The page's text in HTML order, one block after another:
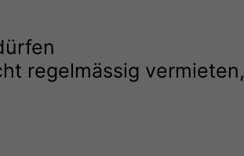
regelmässig vermieten,